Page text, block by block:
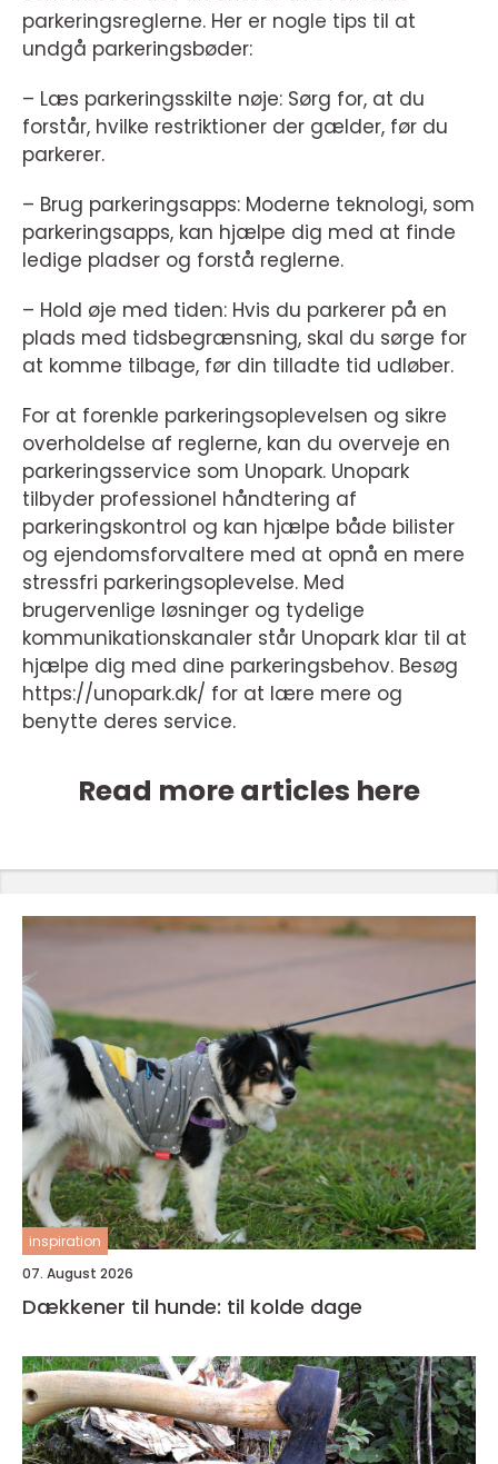
parkeringsreglerne. Her er nogle tips til at
undgå parkeringsbøder:
– Læs parkeringsskilte nøje: Sørg for, at du
forstår, hvilke restriktioner der gælder, før du
parkerer.
– Brug parkeringsapps: Moderne teknologi, som
parkeringsapps, kan hjælpe dig med at finde
ledige pladser og forstå reglerne.
– Hold øje med tiden: Hvis du parkerer på en
plads med tidsbegrænsning, skal du sørge for
at komme tilbage, før din tilladte tid udløber.
For at forenkle parkeringsoplevelsen og sikre
overholdelse af reglerne, kan du overveje en
parkeringsservice som Unopark. Unopark
tilbyder professionel håndtering af
parkeringskontrol og kan hjælpe både bilister
og ejendomsforvaltere med at opnå en mere
stressfri parkeringsoplevelse. Med
brugervenlige løsninger og tydelige
kommunikationskanaler står Unopark klar til at
hjælpe dig med dine parkeringsbehov. Besøg
https://unopark.dk/ for at lære mere og
benytte deres service.
Read more articles here
inspiration
07. August 2026
Dækkener til hunde: til kolde dage